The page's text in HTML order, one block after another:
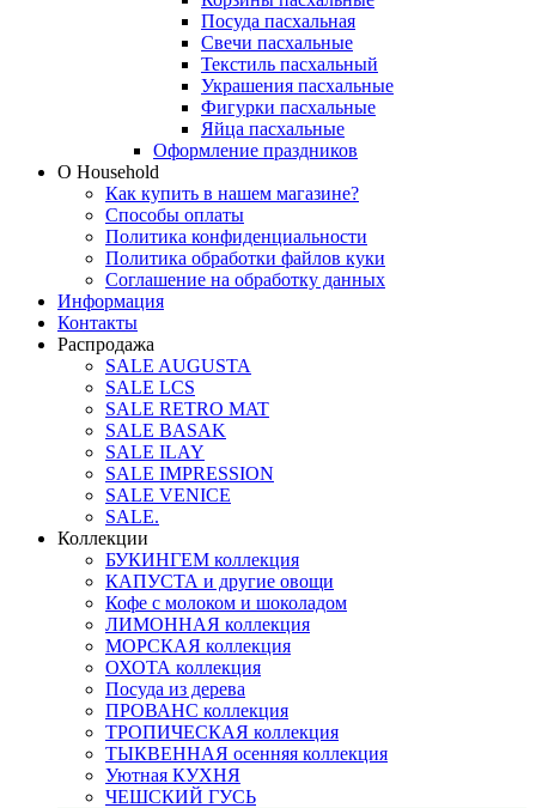
Посуда пасхальная
Свечи пасхальные
Текстиль пасхальный
Украшения пасхальные
Фигурки пасхальные
Яйца пасхальные
Оформление праздников
О Household
Как купить в нашем магазине?
Способы оплаты
Политика конфиденциальности
Политика обработки файлов куки
Соглашение на обработку данных
Информация
Контакты
Распродажа
SALE AUGUSTA
SALE LCS
SALE RETRO MAT
SALE BASAK
SALE ILAY
SALE IMPRESSION
SALE VENICE
SALE.
Коллекции
БУКИНГЕМ коллекция
КАПУСТА и другие овощи
Кофе с молоком и шоколадом
ЛИМОННАЯ коллекция
МОРСКАЯ коллекция
ОХОТА коллекция
Посуда из дерева
ПРОВАНС коллекция
ТРОПИЧЕСКАЯ коллекция
ТЫКВЕННАЯ осенняя коллекция
Уютная КУХНЯ
ЧЕШСКИЙ ГУСЬ